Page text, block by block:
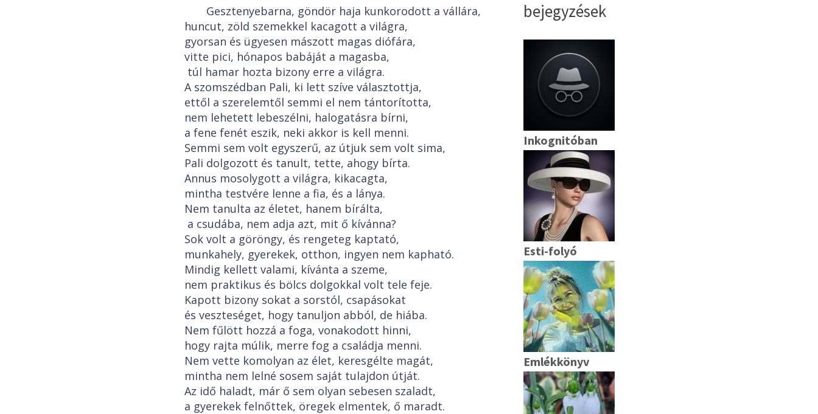
Gesztenyebarna, göndör haja kunkorodott a vállára,
huncut, zöld szemekkel kacagott a világra,
gyorsan és ügyesen mászott magas diófára,
vitte pici, hónapos babáját a magasba,
túl hamar hozta bizony erre a világra.
A szomszédban Pali, ki lett szíve választottja,
ettől a szerelemtől semmi el nem tántorította,
nem lehetett lebeszélni, halogatásra bírni,
a fene fenét eszik, neki akkor is kell menni.
Semmi sem volt egyszerű, az útjuk sem volt sima,
Pali dolgozott és tanult, tette, ahogy bírta.
Annus mosolygott a világra, kikacagta,
mintha testvére lenne a fia, és a lánya.
Nem tanulta az életet, hanem bírálta,
a csudába, nem adja azt, mit ő kívánna?
Sok volt a göröngy, és rengeteg kaptató,
munkahely, gyerekek, otthon, ingyen nem kapható.
Mindig kellett valami, kívánta a szeme,
nem praktikus és bölcs dolgokkal volt tele feje.
Kapott bizony sokat a sorstól, csapásokat
és veszteséget, hogy tanuljon abból, de hiába.
Nem fűlött hozzá a foga, vonakodott hinni,
hogy rajta múlik, merre fog a családja menni.
Nem vette komolyan az élet, keresgélte magát,
mintha nem lelné sosem saját tulajdon útját.
Az idő haladt, már ő sem olyan sebesen szaladt,
a gyerekek felnőttek, öregek elmentek, ő maradt.
bejegyzések
Inkognitóban
Esti-folyó
Emlékkönyv